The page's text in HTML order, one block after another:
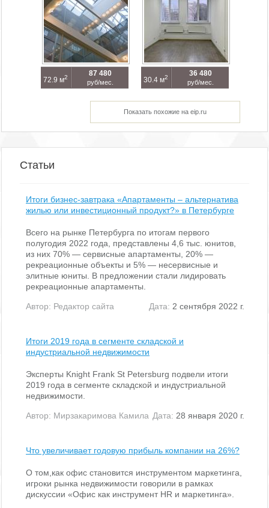
72.9 м2 87 480
руб/мес. 30.4 м2 36 480
руб/мес.
Показать похожие на eip.ru
Статьи
Итоги бизнес-завтрака «Апартаменты – альтернатива
жилью или инвестиционный продукт?» в Петербурге
Всего на рынке Петербурга по итогам первого
полугодия 2022 года, представлены 4,6 тыс. юнитов,
из них 70% — сервисные апартаменты, 20% —
рекреационные объекты и 5% — несервисные и
элитные юниты. В предложении стали лидировать
рекреационные апартаменты.
Автор: Редактор сайта Дата: 2 сентября 2022 г.
Итоги 2019 года в сегменте складской и
индустриальной недвижимости
Эксперты Knight Frank St Petersburg подвели итоги
2019 года в сегменте складской и индустриальной
недвижимости.
Автор: Мирзакаримова Камила Дата: 28 января 2020 г.
Что увеличивает годовую прибыль компании на 26%?
О том,как офис становится инструментом маркетинга,
игроки рынка недвижимости говорили в рамках
дискуссии «Офис как инструмент HR и маркетинга».